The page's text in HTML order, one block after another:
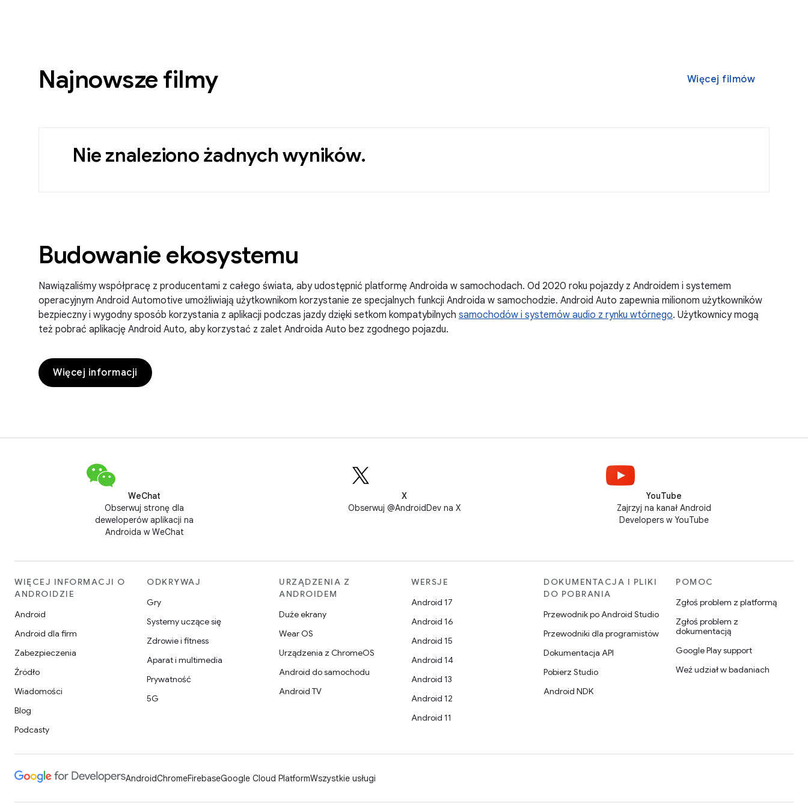
Najnowsze filmy Więcej filmów
Nie znaleziono żadnych wyników.
Budowanie ekosystemu
Nawiązaliśmy współpracę z producentami z całego świata, aby udostępnić platformę Androida w samochodach. Od 2020 roku pojazdy z Androidem i systemem
operacyjnym Android Automotive umożliwiają użytkownikom korzystanie ze specjalnych funkcji Androida w samochodzie. Android Auto zapewnia milionom użytkowników
bezpieczny i wygodny sposób korzystania z aplikacji podczas jazdy dzięki setkom kompatybilnych samochodów i systemów audio z rynku wtórnego. Użytkownicy mogą
też pobrać aplikację Android Auto, aby korzystać z zalet Androida Auto bez zgodnego pojazdu.
Więcej informacji
WeChat
Obserwuj stronę dla
deweloperów aplikacji na
Androida w WeChat
X
Obserwuj @AndroidDev na X
YouTube
Zajrzyj na kanał Android
Developers w YouTube
WIĘCEJ INFORMACJI O
ANDROIDZIE
Android
Android dla firm
Zabezpieczenia
Źródło
Wiadomości
Blog
Podcasty
ODKRYWAJ
Gry
Systemy uczące się
Zdrowie i fitness
Aparat i multimedia
Prywatność
5G
URZĄDZENIA Z
ANDROIDEM
Duże ekrany
Wear OS
Urządzenia z ChromeOS
Android do samochodu
Android TV
WERSJE
Android 17
Android 16
Android 15
Android 14
Android 13
Android 12
Android 11
DOKUMENTACJA I PLIKI
DO POBRANIA
Przewodnik po Android Studio
Przewodniki dla programistów
Dokumentacja API
Pobierz Studio
Android NDK
POMOC
Zgłoś problem z platformą
Zgłoś problem z
dokumentacją
Google Play support
Weź udział w badaniach
AndroidChromeFirebaseGoogle Cloud PlatformWszystkie usługi